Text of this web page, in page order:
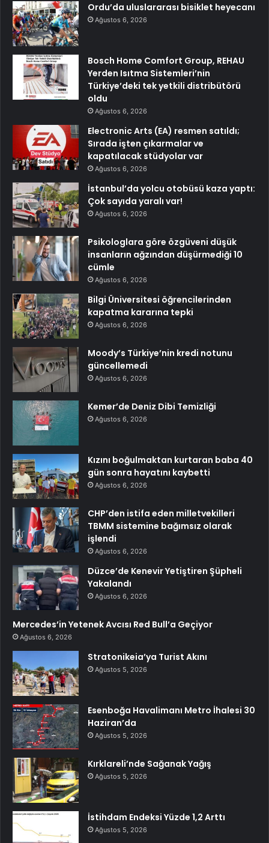
Ordu’da uluslararası bisiklet heyecanı
Ağustos 6, 2026
Bosch Home Comfort Group, REHAU
Yerden Isıtma Sistemleri’nin
Türkiye’deki tek yetkili distribütörü
oldu
Ağustos 6, 2026
Electronic Arts (EA) resmen satıldı;
Sırada işten çıkarmalar ve
kapatılacak stüdyolar var
Ağustos 6, 2026
İstanbul’da yolcu otobüsü kaza yaptı:
Çok sayıda yaralı var!
Ağustos 6, 2026
Psikologlara göre özgüveni düşük
insanların ağzından düşürmediği 10
cümle
Ağustos 6, 2026
Bilgi Üniversitesi öğrencilerinden
kapatma kararına tepki
Ağustos 6, 2026
Moody’s Türkiye’nin kredi notunu
güncellemedi
Ağustos 6, 2026
Kemer’de Deniz Dibi Temizliği
Ağustos 6, 2026
Kızını boğulmaktan kurtaran baba 40
gün sonra hayatını kaybetti
Ağustos 6, 2026
CHP’den istifa eden milletvekilleri
TBMM sistemine bağımsız olarak
işlendi
Ağustos 6, 2026
Düzce’de Kenevir Yetiştiren Şüpheli
Yakalandı
Ağustos 6, 2026
Mercedes’in Yetenek Avcısı Red Bull’a Geçiyor
Ağustos 6, 2026
Stratonikeia’ya Turist Akını
Ağustos 5, 2026
Esenboğa Havalimanı Metro İhalesi 30
Haziran’da
Ağustos 5, 2026
Kırklareli’nde Sağanak Yağış
Ağustos 5, 2026
İstihdam Endeksi Yüzde 1,2 Arttı
Ağustos 5, 2026